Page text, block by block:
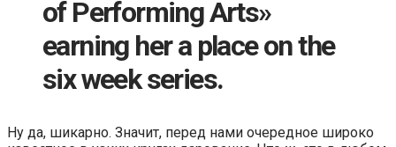
of Performing Arts»
earning her a place on the
six week series.
Ну да, шикарно. Значит, перед нами очередное широко